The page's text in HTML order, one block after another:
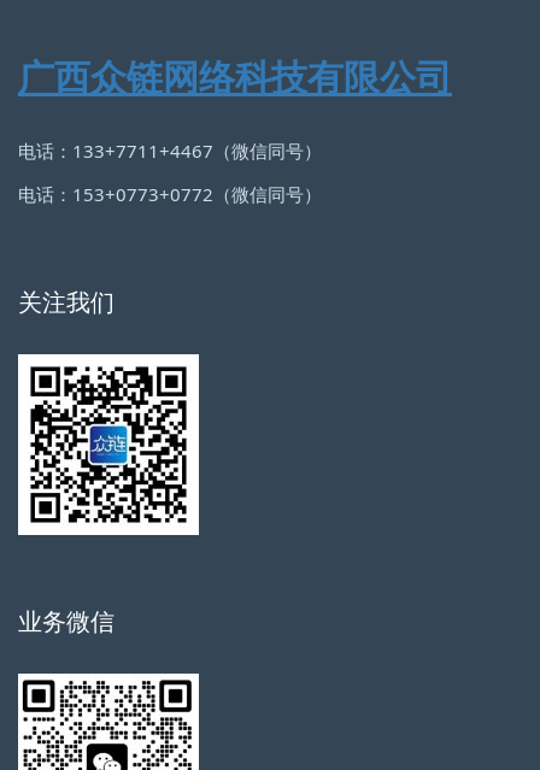
广西众链网络科技有限公司
电话：133+7711+4467（微信同号）
电话：153+0773+0772（微信同号）
关注我们
业务微信